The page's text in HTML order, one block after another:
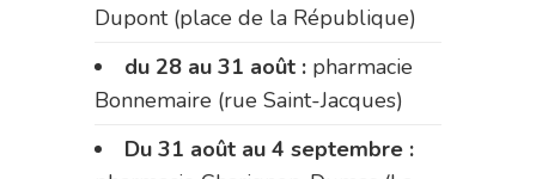
Dupont (place de la République)
du 28 au 31 août : pharmacie
Bonnemaire (rue Saint-Jacques)
Du 31 août au 4 septembre :